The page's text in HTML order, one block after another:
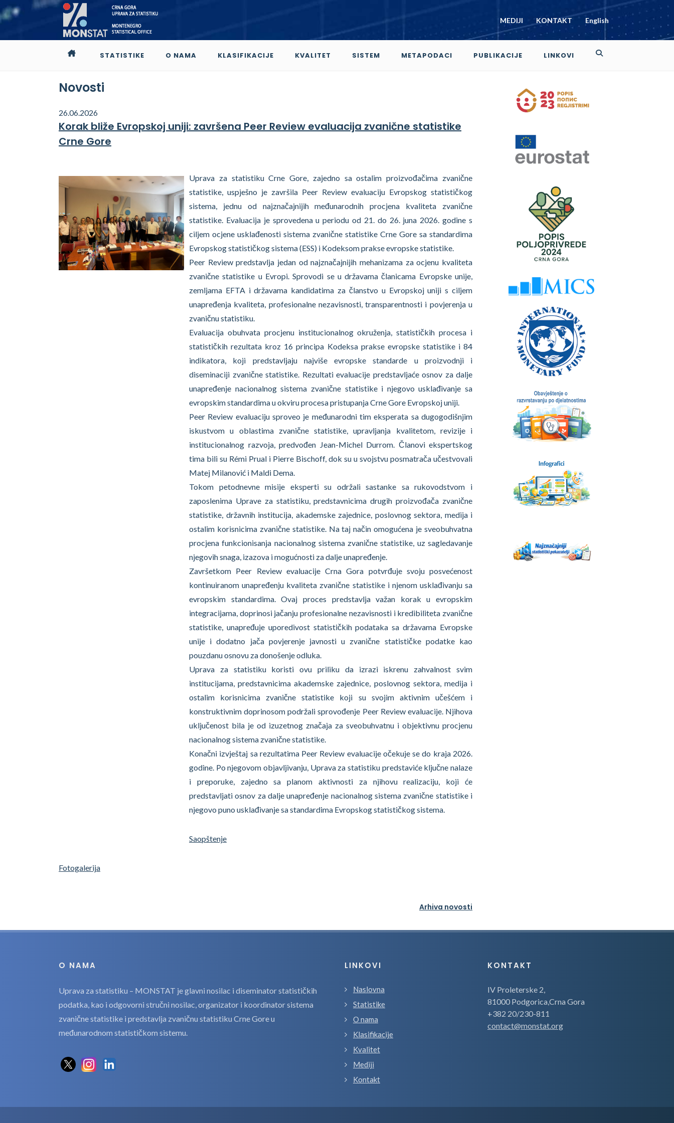
MEDIJI KONTAKT English
STATISTIKE O NAMA KLASIFIKACIJE KVALITET SISTEM METAPODACI PUBLIKACIJE LINKOVI
Novosti
26.06.2026
Korak bliže Evropskoj uniji: završena Peer Review evaluacija zvanične statistike
Crne Gore
Uprava za statistiku Crne Gore, zajedno sa ostalim proizvođačima zvanične
statistike, uspješno je završila Peer Review evaluaciju Evropskog statističkog
sistema, jednu od najznačajnijih međunarodnih procjena kvaliteta zvanične
statistike. Evaluacija je sprovedena u periodu od 21. do 26. juna 2026. godine s
ciljem ocjene usklađenosti sistema zvanične statistike Crne Gore sa standardima
Evropskog statističkog sistema (ESS) i Kodeksom prakse evropske statistike.
Peer Review predstavlja jedan od najznačajnijih mehanizama za ocjenu kvaliteta
zvanične statistike u Evropi. Sprovodi se u državama članicama Evropske unije,
zemljama EFTA i državama kandidatima za članstvo u Evropskoj uniji s ciljem
unapređenja kvaliteta, profesionalne nezavisnosti, transparentnosti i povjerenja u
zvaničnu statistiku.
Evaluacija obuhvata procjenu institucionalnog okruženja, statističkih procesa i
statističkih rezultata kroz 16 principa Kodeksa prakse evropske statistike i 84
indikatora, koji predstavljaju najviše evropske standarde u proizvodnji i
diseminaciji zvanične statistike. Rezultati evaluacije predstavljaće osnov za dalje
unapređenje nacionalnog sistema zvanične statistike i njegovo usklađivanje sa
evropskim standardima u okviru procesa pristupanja Crne Gore Evropskoj uniji.
Peer Review evaluaciju sproveo je međunarodni tim eksperata sa dugogodišnjim
iskustvom u oblastima zvanične statistike, upravljanja kvalitetom, revizije i
institucionalnog razvoja, predvođen Jean-Michel Durrom. Članovi ekspertskog
tima bili su Rémi Prual i Pierre Bischoff, dok su u svojstvu posmatrača učestvovali
Matej Milanović i Maldi Dema.
Tokom petodnevne misije eksperti su održali sastanke sa rukovodstvom i
zaposlenima Uprave za statistiku, predstavnicima drugih proizvođača zvanične
statistike, državnih institucija, akademske zajednice, poslovnog sektora, medija i
ostalim korisnicima zvanične statistike. Na taj način omogućena je sveobuhvatna
procjena funkcionisanja nacionalnog sistema zvanične statistike, uz sagledavanje
njegovih snaga, izazova i mogućnosti za dalje unapređenje.
Završetkom Peer Review evaluacije Crna Gora potvrđuje svoju posvećenost
kontinuiranom unapređenju kvaliteta zvanične statistike i njenom usklađivanju sa
evropskim standardima. Ovaj proces predstavlja važan korak u evropskim
integracijama, doprinosi jačanju profesionalne nezavisnosti i kredibiliteta zvanične
statistike, unapređuje uporedivost statističkih podataka sa državama Evropske
unije i dodatno jača povjerenje javnosti u zvanične statističke podatke kao
pouzdanu osnovu za donošenje odluka.
Uprava za statistiku koristi ovu priliku da izrazi iskrenu zahvalnost svim
institucijama, predstavnicima akademske zajednice, poslovnog sektora, medija i
ostalim korisnicima zvanične statistike koji su svojim aktivnim učešćem i
konstruktivnim doprinosom podržali sprovođenje Peer Review evaluacije. Njihova
uključenost bila je od izuzetnog značaja za sveobuhvatnu i objektivnu procjenu
nacionalnog sistema zvanične statistike.
Konačni izvještaj sa rezultatima Peer Review evaluacije očekuje se do kraja 2026.
godine. Po njegovom objavljivanju, Uprava za statistiku predstaviće ključne nalaze
i preporuke, zajedno sa planom aktivnosti za njihovu realizaciju, koji će
predstavljati osnov za dalje unapređenje nacionalnog sistema zvanične statistike i
njegovo puno usklađivanje sa standardima Evropskog statističkog sistema.
Saopštenje
Fotogalerija
Arhiva novosti
O NAMA
Uprava za statistiku – MONSTAT je glavni nosilac i diseminator statističkih
podatka, kao i odgovorni stručni nosilac, organizator i koordinator sistema
zvanične statistike i predstavlja zvaničnu statistiku Crne Gore u
međunarodnom statističkom sistemu.
LINKOVI
Naslovna
Statistike
O nama
Klasifikacije
Kvalitet
Mediji
Kontakt
KONTAKT
IV Proleterske 2,
81000 Podgorica,Crna Gora
+382 20/230-811
contact@monstat.org